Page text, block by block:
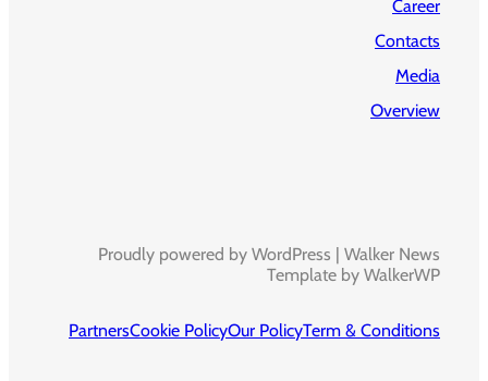
Career
Contacts
Media
Overview
Proudly powered by WordPress | Walker News
Template by WalkerWP
Term & Conditions
Our Policy
Cookie Policy
Partners